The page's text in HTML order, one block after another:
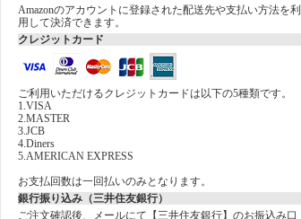
Amazonのアカウントに登録された配送先や支払い方法を利
用して決済できます。
クレジットカード
ご利用いただけるクレジットカードは以下の5種類です。
1.VISA
2.MASTER
3.JCB
4.Diners
5.AMERICAN EXPRESS
お支払回数は一回払いのみとなります。
銀行振り込み（三井住友銀行）
ご注文確認後、メールにて【三井住友銀行】のお振込み口